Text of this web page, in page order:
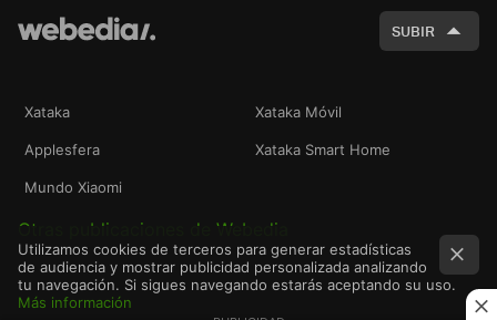
SUBIR
Xataka Xataka Móvil
Applesfera Xataka Smart Home
Mundo Xiaomi
Otras publicaciones de Webedia
Utilizamos cookies de terceros para generar estadísticas
de audiencia y mostrar publicidad personalizada analizando
tu navegación. Si sigues navegando estarás aceptando su uso.
Más información